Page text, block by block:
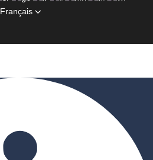
Français